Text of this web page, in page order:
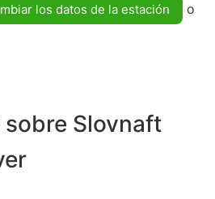
los datos de la estación
o
Slovnaft